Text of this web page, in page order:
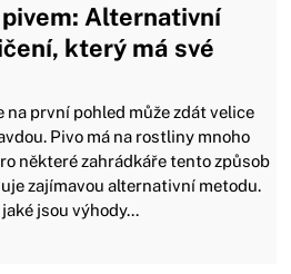
Alternativní
který má své
první pohled může zdát velice
Pivo má na rostliny mnoho
některé zahrádkáře tento způsob
zajímavou alternativní metodu.
jsou výhody...